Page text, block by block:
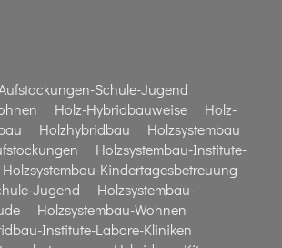
Schule-Jugend
Holz-Hybridbauweise
Holz-
Holzhybridbau
Holzsystembau
Holzsystembau-Institute-
Holzsystembau-Kindertagesbetreuung
Jugend
Holzsystembau-
Holzsystembau-Wohnen
Institute-Labore-Kliniken